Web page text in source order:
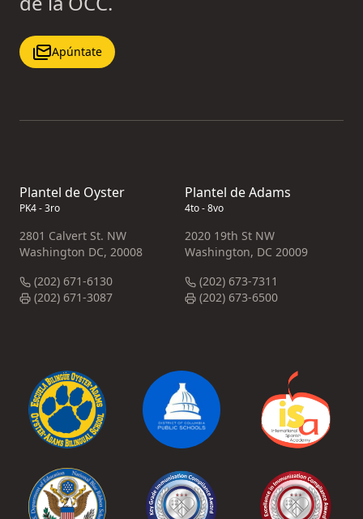
Apúntate
Plantel de Oyster
PK4 - 3ro
2801 Calvert St. NW
Washington DC, 20008
(202) 671-6130
(202) 671-3087
Plantel de Adams
4to - 8vo
2020 19th St NW
Washington, DC 20009
(202) 673-7311
(202) 673-6500